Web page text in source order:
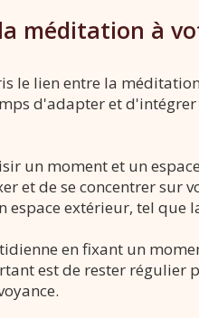
méditation à
le lien entre la
d'adapter et
un moment et un
et de se concentrer
extérieur, tel que
en fixant un
est de rester